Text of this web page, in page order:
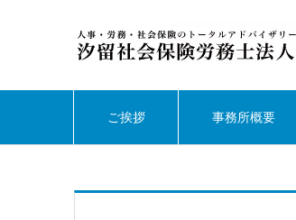
ご挨拶 事務所概要